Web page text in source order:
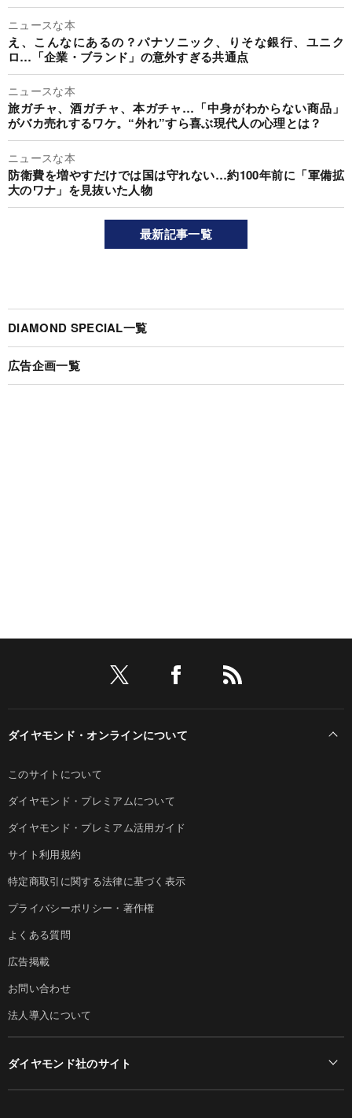
ニュースな本
え、こんなにあるの？パナソニック、りそな銀行、ユニク
ロ…「企業・ブランド」の意外すぎる共通点
ニュースな本
旅ガチャ、酒ガチャ、本ガチャ…「中身がわからない商品」
がバカ売れするワケ。“外れ”すら喜ぶ現代人の心理とは？
ニュースな本
防衛費を増やすだけでは国は守れない…約100年前に「軍備拡
大のワナ」を見抜いた人物
最新記事一覧
DIAMOND SPECIAL一覧
広告企画一覧
ダイヤモンド・オンラインについて
このサイトについて
ダイヤモンド・プレミアムについて
ダイヤモンド・プレミアム活用ガイド
サイト利用規約
特定商取引に関する法律に基づく表示
プライバシーポリシー・著作権
よくある質問
広告掲載
お問い合わせ
法人導入について
ダイヤモンド社のサイト